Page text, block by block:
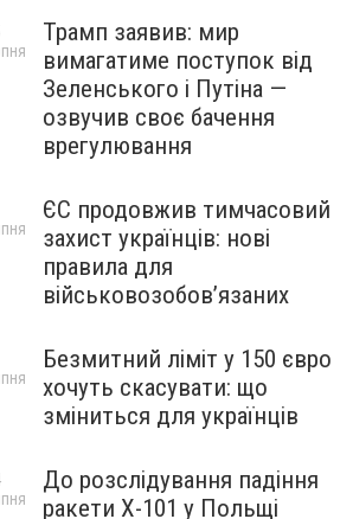
Трамп заявив: мир
вимагатиме поступок від
Зеленського і Путіна —
озвучив своє бачення
врегулювання
ЄС продовжив тимчасовий
захист українців: нові
правила для
військовозобов’язаних
Безмитний ліміт у 150 євро
хочуть скасувати: що
зміниться для українців
До розслідування падіння
ракети Х-101 у Польщі